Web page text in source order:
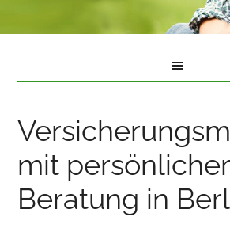
mit persönlicher
Beratung in